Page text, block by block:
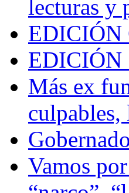
lecturas y
EDICIÓN
EDICIÓN
Más ex
culpables,
Vamos